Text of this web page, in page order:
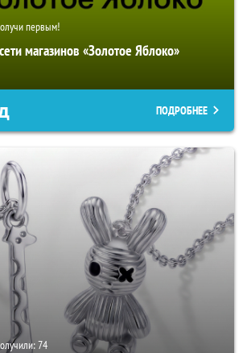
первым!
магазинов «Золотое Яблоко»
ПОДРОБНЕЕ
74